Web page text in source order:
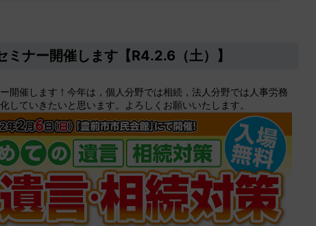
ミナー開催します【R4.2.6（土）】
開催します！今年は，個人分野では相続，法人分野では人事労務
していきたいと思います。よろしくお願いいたします。